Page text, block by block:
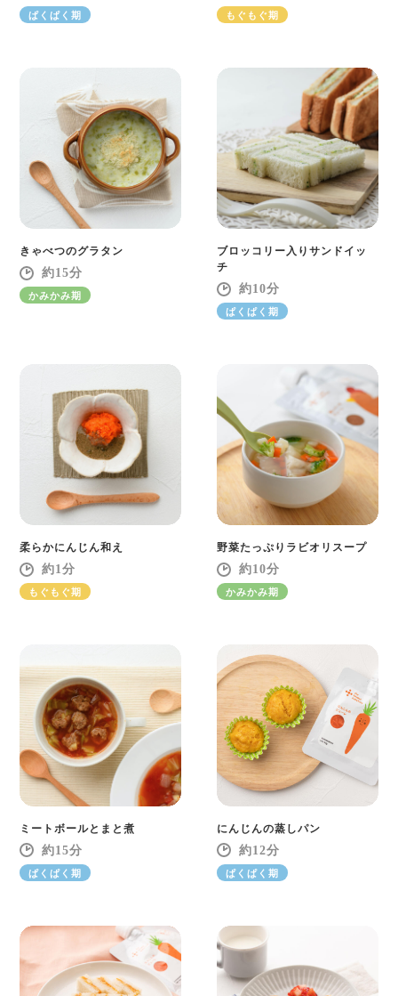
ぱくぱく期 もぐもぐ期
きゃべつのグラタン
15
かみかみ期
ブロッコリー入りサンドイッ
チ
10
ぱくぱく期
柔らかにんじん和え
1
もぐもぐ期
野菜たっぷりラビオリスープ
10
かみかみ期
ミートボールとまと煮
15
ぱくぱく期
にんじんの蒸しパン
12
ぱくぱく期